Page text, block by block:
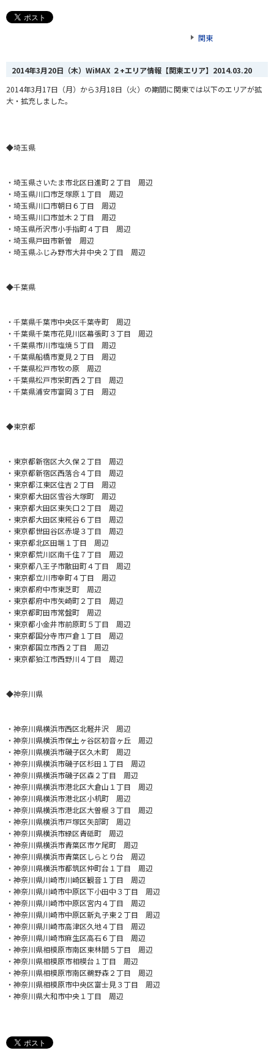
関東
2014年3月20日（木）WiMAX ２+エリア情報【関東エリア】 2014.03.20
2014年3月17日（月）から3月18日（火）の期間に関東では以下のエリアが拡
大・拡充しました。
◆埼玉県
・埼玉県さいたま市北区日進町２丁目 周辺
・埼玉県川口市芝塚原１丁目 周辺
・埼玉県川口市朝日６丁目 周辺
・埼玉県川口市並木２丁目 周辺
・埼玉県所沢市小手指町４丁目 周辺
・埼玉県戸田市新曽 周辺
・埼玉県ふじみ野市大井中央２丁目 周辺
◆千葉県
・千葉県千葉市中央区千葉寺町 周辺
・千葉県千葉市花見川区幕張町３丁目 周辺
・千葉県市川市塩焼５丁目 周辺
・千葉県船橋市夏見２丁目 周辺
・千葉県松戸市牧の原 周辺
・千葉県松戸市栄町西２丁目 周辺
・千葉県浦安市富岡３丁目 周辺
◆東京都
・東京都新宿区大久保２丁目 周辺
・東京都新宿区西落合４丁目 周辺
・東京都江東区住吉２丁目 周辺
・東京都大田区雪谷大塚町 周辺
・東京都大田区東矢口２丁目 周辺
・東京都大田区東糀谷６丁目 周辺
・東京都世田谷区赤堤３丁目 周辺
・東京都北区田端１丁目 周辺
・東京都荒川区南千住７丁目 周辺
・東京都八王子市散田町４丁目 周辺
・東京都立川市幸町４丁目 周辺
・東京都府中市東芝町 周辺
・東京都府中市矢崎町２丁目 周辺
・東京都町田市常盤町 周辺
・東京都小金井市前原町５丁目 周辺
・東京都国分寺市戸倉１丁目 周辺
・東京都国立市西２丁目 周辺
・東京都狛江市西野川４丁目 周辺
◆神奈川県
・神奈川県横浜市西区北軽井沢 周辺
・神奈川県横浜市保土ヶ谷区初音ヶ丘 周辺
・神奈川県横浜市磯子区久木町 周辺
・神奈川県横浜市磯子区杉田１丁目 周辺
・神奈川県横浜市磯子区森２丁目 周辺
・神奈川県横浜市港北区大倉山１丁目 周辺
・神奈川県横浜市港北区小机町 周辺
・神奈川県横浜市港北区大曽根３丁目 周辺
・神奈川県横浜市戸塚区矢部町 周辺
・神奈川県横浜市緑区青砥町 周辺
・神奈川県横浜市青葉区市ケ尾町 周辺
・神奈川県横浜市青葉区しらとり台 周辺
・神奈川県横浜市都筑区仲町台１丁目 周辺
・神奈川県川崎市川崎区観音１丁目 周辺
・神奈川県川崎市中原区下小田中３丁目 周辺
・神奈川県川崎市中原区宮内４丁目 周辺
・神奈川県川崎市中原区新丸子東２丁目 周辺
・神奈川県川崎市高津区久地４丁目 周辺
・神奈川県川崎市麻生区高石６丁目 周辺
・神奈川県相模原市南区東林間５丁目 周辺
・神奈川県相模原市相模台１丁目 周辺
・神奈川県相模原市南区鵜野森２丁目 周辺
・神奈川県相模原市中央区富士見３丁目 周辺
・神奈川県大和市中央１丁目 周辺